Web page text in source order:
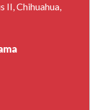
II, Chihuahua,